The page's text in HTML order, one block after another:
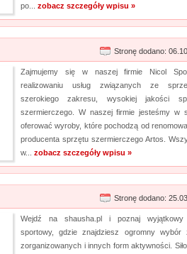
po... zobacz szczegóły wpisu »
Stronę dodano:
Zajmujemy się w naszej firmie Nicol
realizowaniu usług związanych ze
szerokiego zakresu, wysokiej jakości
szermierczego. W naszej firmie jesteśmy w
oferować wyroby, które pochodzą od
producenta sprzętu szermierczego Artos.
w... zobacz szczegóły wpisu »
Stronę dodano:
Wejdź na shausha.pl i poznaj wyjątkowy
sportowy, gdzie znajdziesz ogromny wybór
zorganizowanych i innych form aktywności.